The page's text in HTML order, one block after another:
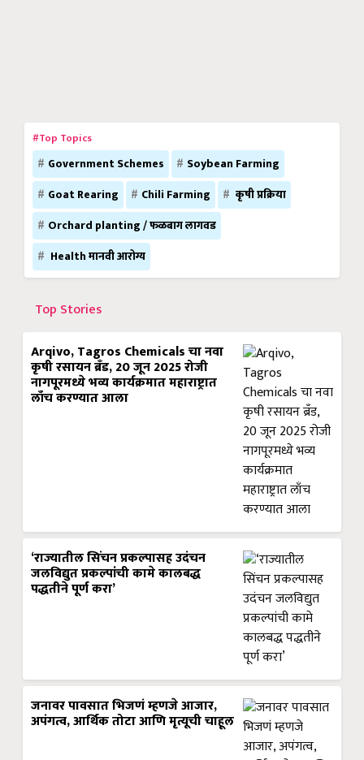
#Top Topics
Government Schemes
Soybean Farming
Goat Rearing
Chili Farming
कृषी प्रक्रिया
Orchard planting / फळबाग लागवड
Health मानवी आरोग्य
Top Stories
Arqivo, Tagros Chemicals चा नवा
कृषी रसायन ब्रँड, 20 जून 2025 रोजी
नागपूरमध्ये भव्य कार्यक्रमात महाराष्ट्रात
लाँच करण्यात आला
‘राज्यातील सिंचन प्रकल्पासह उदंचन
जलविद्युत प्रकल्पांची कामे कालबद्ध
पद्धतीने पूर्ण करा’
जनावर पावसात भिजणं म्हणजे आजार,
अपंगत्व, आर्थिक तोटा आणि मृत्यूची चाहूल